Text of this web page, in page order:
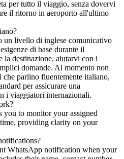
per tutto il viaggio, senza dovervi
il ritorno in aeroporto all'ultimo
un livello di inglese comunicativo
di base durante il
la destinazione, aiutarvi con i
domande. Al momento non
che parlino fluentemente italiano,
per assicurare una
i viaggiatori internazionali.
to monitor your assigned
providing clarity on your
WhatsApp notification when your